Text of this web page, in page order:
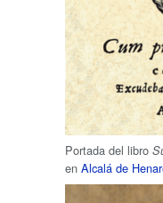
Portada del libro
en Alcalá de